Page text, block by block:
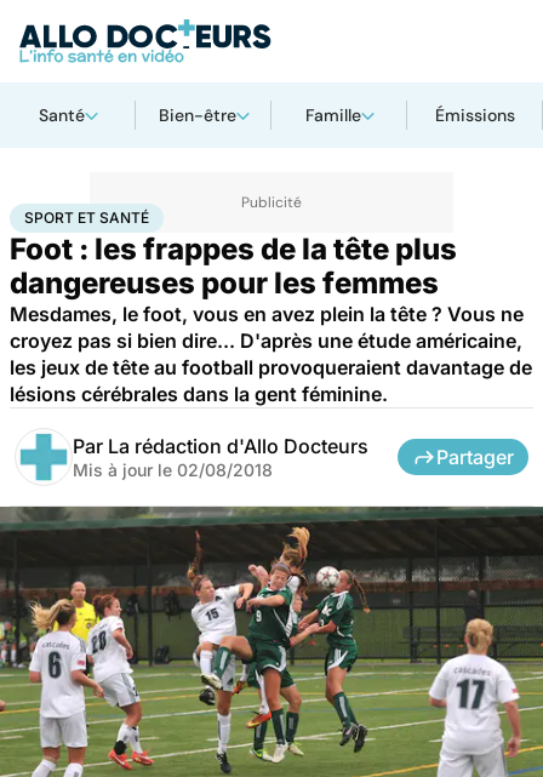
Santé Bien-être Famille Émissions
AccueilBien-êtreSport santé Sport et santé
SPORT ET SANTÉ
Foot : les frappes de la tête plus
dangereuses pour les femmes
Mesdames, le foot, vous en avez plein la tête ? Vous ne
croyez pas si bien dire... D'après une étude américaine,
les jeux de tête au football provoqueraient davantage de
lésions cérébrales dans la gent féminine.
Par La rédaction d'Allo Docteurs
Mis à jour le 02/08/2018
Partager